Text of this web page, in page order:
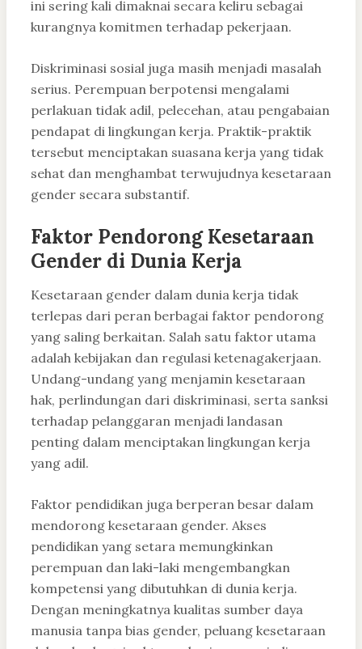
ini sering kali dimaknai secara keliru sebagai
kurangnya komitmen terhadap pekerjaan.
Diskriminasi sosial juga masih menjadi masalah
serius. Perempuan berpotensi mengalami
perlakuan tidak adil, pelecehan, atau pengabaian
pendapat di lingkungan kerja. Praktik-praktik
tersebut menciptakan suasana kerja yang tidak
sehat dan menghambat terwujudnya kesetaraan
gender secara substantif.
Faktor Pendorong Kesetaraan
Gender di Dunia Kerja
Kesetaraan gender dalam dunia kerja tidak
terlepas dari peran berbagai faktor pendorong
yang saling berkaitan. Salah satu faktor utama
adalah kebijakan dan regulasi ketenagakerjaan.
Undang-undang yang menjamin kesetaraan
hak, perlindungan dari diskriminasi, serta sanksi
terhadap pelanggaran menjadi landasan
penting dalam menciptakan lingkungan kerja
yang adil.
Faktor pendidikan juga berperan besar dalam
mendorong kesetaraan gender. Akses
pendidikan yang setara memungkinkan
perempuan dan laki-laki mengembangkan
kompetensi yang dibutuhkan di dunia kerja.
Dengan meningkatnya kualitas sumber daya
manusia tanpa bias gender, peluang kesetaraan